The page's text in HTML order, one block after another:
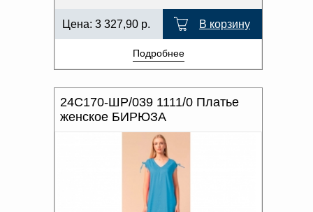
Цена: 3 327,90 р. В корзину
Подробнее
24С170-ШР/039 1111/0 Платье
женское БИРЮЗА